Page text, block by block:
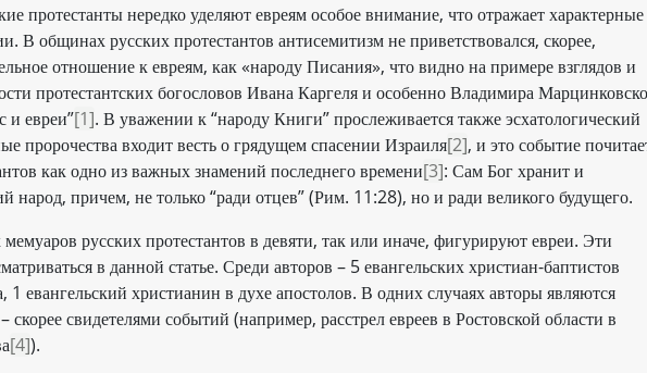
протестанты нередко уделяют евреям особое внимание, что отражает характерные
В общинах русских протестантов антисемитизм не приветствовался, скорее,
отношение к евреям, как «народу Писания», что видно на примере взглядов и
протестантских богословов Ивана Каргеля и особенно Владимира
и евреи”[1]. В уважении к “народу Книги” прослеживается также эсхатологический
пророчества входит весть о грядущем спасении Израиля[2], и это событие
как одно из важных знамений последнего времени[3]: Сам Бог хранит и
народ, причем, не только “ради отцев” (Рим. 11:28), но и ради великого будущего.
русских протестантов в девяти, так или иначе, фигурируют евреи. Эти
в данной статье. Среди авторов – 5 евангельских христиан-баптистов
евангельский христианин в духе апостолов. В одних случаях авторы являются
скорее свидетелями событий (например, расстрел евреев в Ростовской области в
[4]).